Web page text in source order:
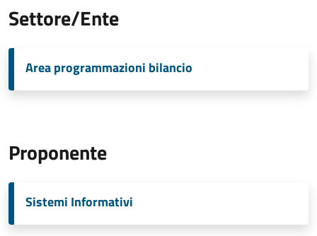
Settore/Ente
Area programmazioni bilancio
Proponente
Sistemi Informativi